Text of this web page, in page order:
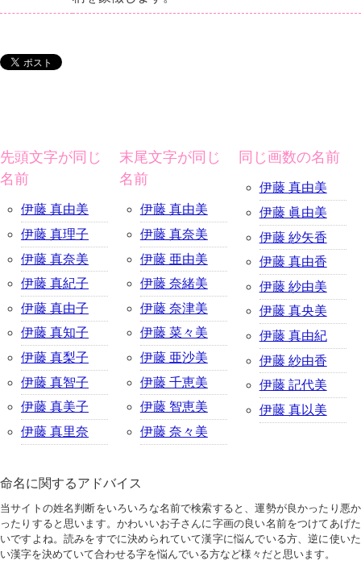
先頭文字が同じ
名前
伊藤 真由美
伊藤 真理子
伊藤 真奈美
伊藤 真紀子
伊藤 真由子
伊藤 真知子
伊藤 真梨子
伊藤 真智子
伊藤 真美子
伊藤 真里奈
末尾文字が同じ
名前
伊藤 真由美
伊藤 真奈美
伊藤 亜由美
伊藤 奈緒美
伊藤 奈津美
伊藤 菜々美
伊藤 亜沙美
伊藤 千恵美
伊藤 智恵美
伊藤 奈々美
同じ画数の名前
伊藤 真由美
伊藤 眞由美
伊藤 紗矢香
伊藤 真由香
伊藤 紗由美
伊藤 真央美
伊藤 真由紀
伊藤 紗由香
伊藤 記代美
伊藤 真以美
命名に関するアドバイス
当サイトの姓名判断をいろいろな名前で検索すると、運勢が良かったり悪か
ったりすると思います。かわいいお子さんに字画の良い名前をつけてあげた
いですよね。読みをすでに決められていて漢字に悩んでいる方、逆に使いた
い漢字を決めていて合わせる字を悩んでいる方など様々だと思います。